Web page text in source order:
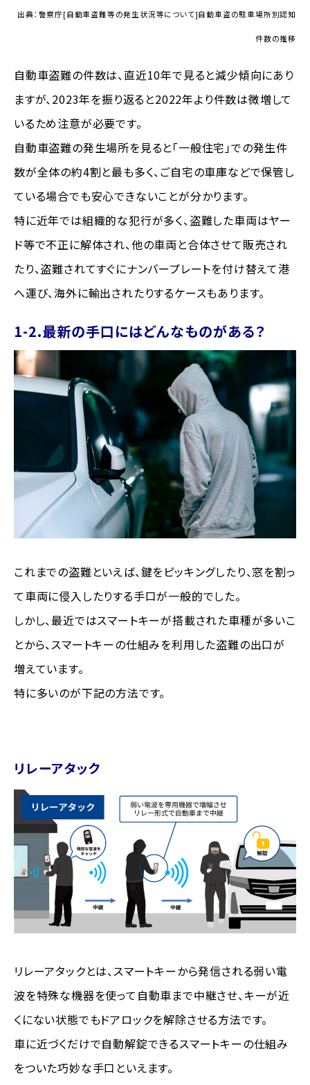
出典：警察庁[自動車盗難等の発生状況等について]自動車盗の駐車場所別認知
件数の推移
自動車盗難の件数は、直近10年で見ると減少傾向にあり
ますが、2023年を振り返ると2022年より件数は微増して
いるため注意が必要です。
自動車盗難の発生場所を見ると「一般住宅」での発生件
数が全体の約4割と最も多く、ご自宅の車庫などで保管し
ている場合でも安心できないことが分かります。
特に近年では組織的な犯行が多く、盗難した車両はヤー
ド等で不正に解体され、他の車両と合体させて販売され
たり、盗難されてすぐにナンバープレートを付け替えて港
へ運び、海外に輸出されたりするケースもあります。
1-2.最新の手口にはどんなものがある？
これまでの盗難といえば、鍵をピッキングしたり、窓を割っ
て車両に侵入したりする手口が一般的でした。
しかし、最近ではスマートキーが搭載された車種が多いこ
とから、スマートキーの仕組みを利用した盗難の出口が
増えています。
特に多いのが下記の方法です。
リレーアタック
リレーアタックとは、スマートキーから発信される弱い電
波を特殊な機器を使って自動車まで中継させ、キーが近
くにない状態でもドアロックを解除させる方法です。
車に近づくだけで自動解錠できるスマートキーの仕組み
をついた巧妙な手口といえます。